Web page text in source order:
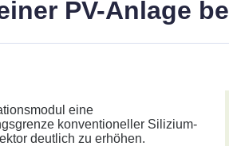
PV-Anlage
eine
konventioneller Silizium-
deutlich zu erhöhen.